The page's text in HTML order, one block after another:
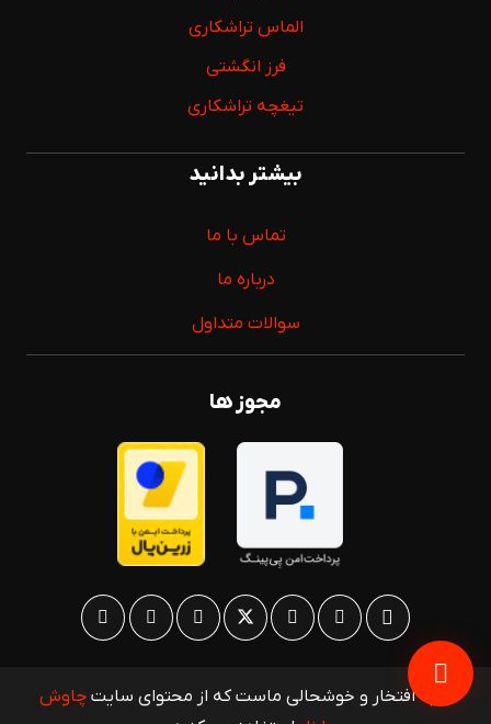
الماس تراشکاری
فرز انگشتی
تیغچه تراشکاری
بیشتر بدانید
تماس با ما
درباره ما
سوالات متداول
مجوز ها
مایه افتخار و خوشحالی ماست که از محتوای سایتچاوش